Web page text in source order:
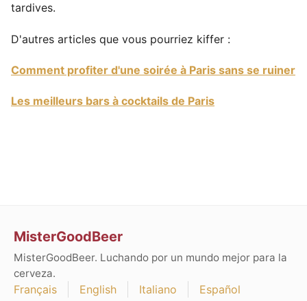
tardives.
D'autres articles que vous pourriez kiffer :
Comment profiter d'une soirée à Paris sans se ruiner
Les meilleurs bars à cocktails de Paris
MisterGoodBeer
MisterGoodBeer. Luchando por un mundo mejor para la
cerveza.
Français English Italiano Español